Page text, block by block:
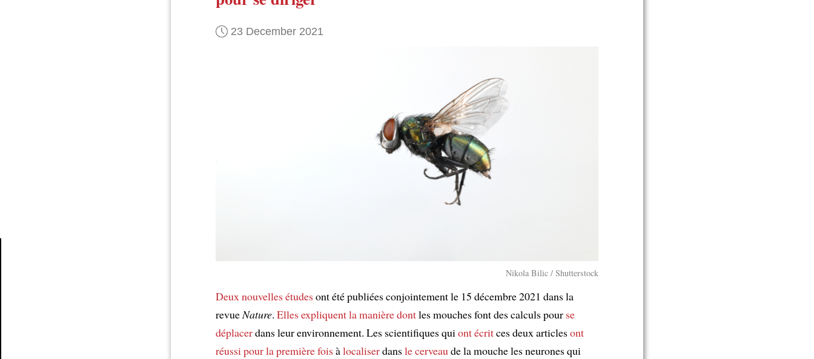
23 December 2021
Nikola Bilic / Shutterstock
Deux nouvelles étudesont été publiées conjointement le 15 décembre 2021 dans la
revueNature. Elles expliquentla manière dontles mouches font des calculs pour se
déplacerdans leur environnement. Les scientifiques quiont écritces deux articlesont
réussipour la première foisàlocaliserdansle cerveaude la mouche les neurones qui